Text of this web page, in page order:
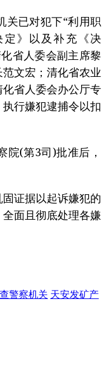
关已对犯下“利用职
》以及补充《决
省人委会副主席黎
文宏；清化省农业
省人委会办公厅专
行嫌犯逮捕令以扣
院(第3司)批准后，
证据以起诉嫌犯的
面且彻底处理各嫌
警察机关 天安发矿产